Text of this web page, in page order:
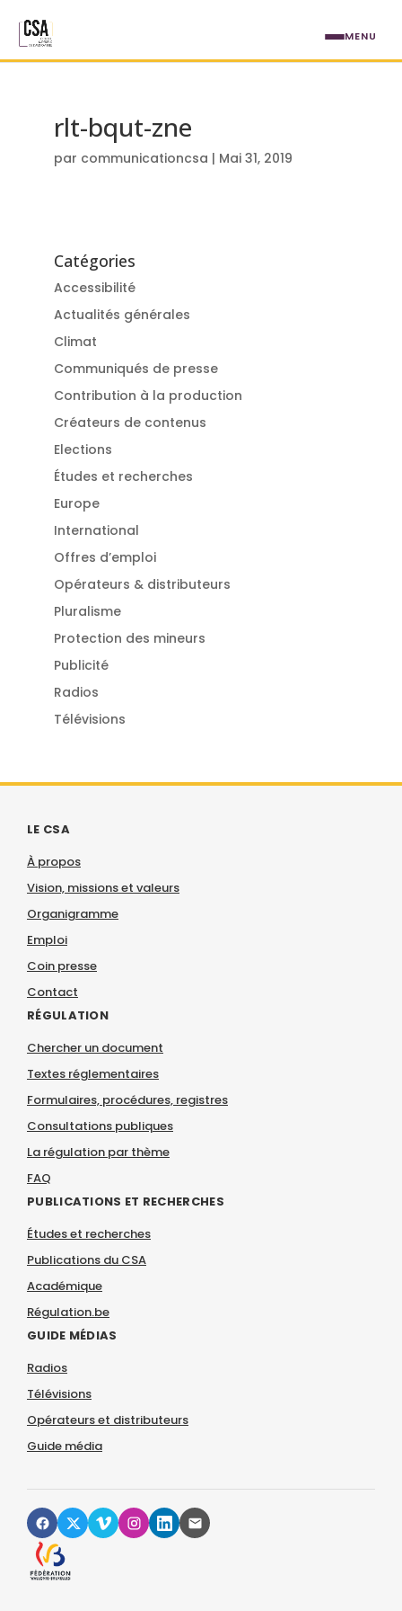
rlt-bqut-zne
par communicationcsa | Mai 31, 2019
Catégories
Accessibilité
Actualités générales
Climat
Communiqués de presse
Contribution à la production
Créateurs de contenus
Elections
Études et recherches
Europe
International
Offres d’emploi
Opérateurs & distributeurs
Pluralisme
Protection des mineurs
Publicité
Radios
Télévisions
LE CSA
À propos
Vision, missions et valeurs
Organigramme
Emploi
Coin presse
Contact
RÉGULATION
Chercher un document
Textes réglementaires
Formulaires, procédures, registres
Consultations publiques
La régulation par thème
FAQ
PUBLICATIONS ET RECHERCHES
Études et recherches
Publications du CSA
Académique
Régulation.be
GUIDE MÉDIAS
Radios
Télévisions
Opérateurs et distributeurs
Guide média
MENU